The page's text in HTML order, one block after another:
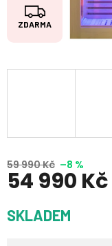
Z
D
R
ZDARMA
59 990 Kč –8 %
54 990 Kč
cena:
SKLADEM